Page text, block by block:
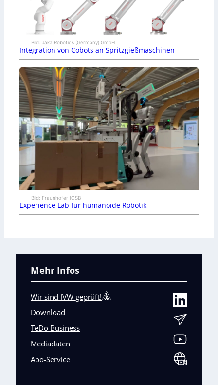
Bild: Jaka Robotics (Germany) GmbH
Integration von Cobots an Spritzgießmaschinen
Bild: Fraunhofer IOSB
Experience Lab für humanoide Robotik
Mehr Infos
Wir sind IVW geprüft!
Download
TeDo Business
Mediadaten
Abo-Service